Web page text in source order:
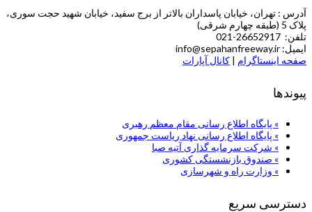
آدرس : تهران، خیابان پاسداران بالاتر از برج سفید، خیابان شهید حجت سوری،
پلاک 5 (طبقه چهارم شرقی)
تلفن: 26652917-021
ایمیل: info@sepahanfreeway.ir
صفحه اینستاگرام | کانال آپارات
پیوندها
» پایگاه اطلاع رسانی مقام معظم رهبری
» پایگاه اطلاع رسانی نهاد ریاست جمهوری
» شركت سرمایه گذاری آتیه صبا
» صندوق بازنشستگی کشوری
» وزارت راه و شهرسازی
دسترسی سریع